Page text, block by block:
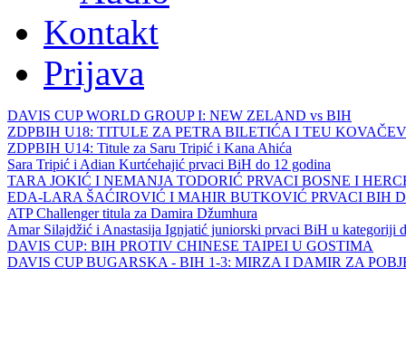
Kontakt
Prijava
DAVIS CUP WORLD GROUP I: NEW ZELAND vs BIH
ZDPBIH U18: TITULE ZA PETRA BILETIĆA I TEU
ZDPBIH U14: Titule za Saru Tripić i Kana Ahića
Sara Tripić i Adian Kurtćehajić prvaci BiH do 12 godina
TARA JOKIĆ I NEMANJA TODORIĆ PRVACI BOSNE I
EDA-LARA ŠAĆIROVIĆ I MAHIR BUTKOVIĆ PRVACI BIH
ATP Challenger titula za Damira Džumhura
Amar Silajdžić i Anastasija Ignjatić juniorski prvaci BiH u kategoriji
DAVIS CUP: BIH PROTIV CHINESE TAIPEI U GOSTIMA
DAVIS CUP BUGARSKA - BIH 1-3: MIRZA I DAMIR ZA